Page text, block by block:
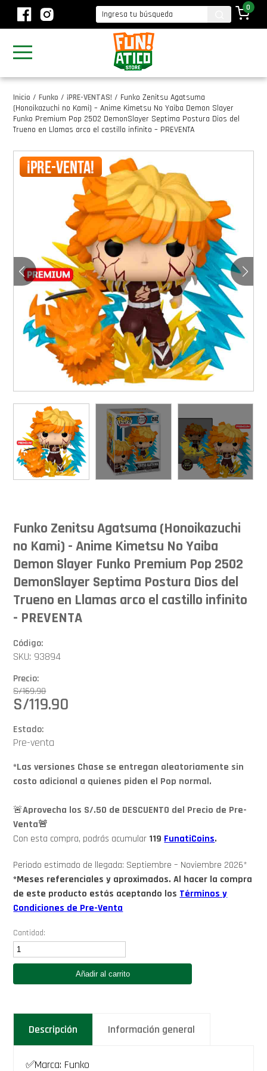
0
Inicio / Funko / ¡PRE-VENTAS! / Funko Zenitsu Agatsuma
(Honoikazuchi no Kami) – Anime Kimetsu No Yaiba Demon Slayer
Funko Premium Pop 2502 DemonSlayer Septima Postura Dios del
Trueno en Llamas arco el castillo infinito – PREVENTA
Funko Zenitsu Agatsuma (Honoikazuchi
no Kami) - Anime Kimetsu No Yaiba
Demon Slayer Funko Premium Pop 2502
DemonSlayer Septima Postura Dios del
Trueno en Llamas arco el castillo infinito
- PREVENTA
Código:
SKU: 93894
Precio:
S/169.90
S/119.90
Estado:
Pre-venta
*Las versiones Chase se entregan aleatoriamente sin
costo adicional a quienes piden el Pop normal.
🚨Aprovecha los S/.50 de DESCUENTO del Precio de Pre-
Venta🚨
Con esta compra, podrás acumular 119 FunatiCoins.
Periodo estimado de llegada: Septiembre – Noviembre 2026*
*Meses referenciales y aproximados. Al hacer la compra
de este producto estás aceptando los Términos y
Condiciones de Pre-Venta
Cantidad:
Funko
Zenitsu
Agatsuma
no
Kimetsu
Demon
Añadir al carrito
Descripción Información general
✅Marca: Funko